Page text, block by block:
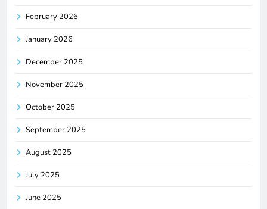
February 2026
January 2026
December 2025
November 2025
October 2025
September 2025
August 2025
July 2025
June 2025